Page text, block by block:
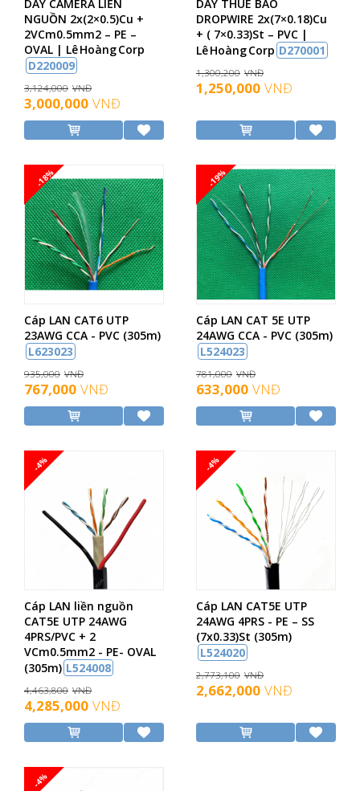
DÂY CAMERA LIỀN
NGUỒN 2x(2×0.5)Cu +
2VCm0.5mm2 – PE –
OVAL | Lê Hoàng Corp
D220009
3,124,000 VNĐ
3,000,000 VNĐ
DÂY THUÊ BAO
DROPWIRE 2x(7×0.18)Cu
+ ( 7×0.33)St – PVC |
Lê Hoàng Corp D270001
1,300,200 VNĐ
1,250,000 VNĐ
-18%
Cáp LAN CAT6 UTP
23AWG CCA - PVC (305m)
L623023
935,000 VNĐ
767,000 VNĐ
-19%
Cáp LAN CAT 5E UTP
24AWG CCA - PVC (305m)
L524023
781,000 VNĐ
633,000 VNĐ
-4%
Cáp LAN liền nguồn
CAT5E UTP 24AWG
4PRS/PVC + 2
VCm0.5mm2 - PE- OVAL
(305m) L524008
4,463,800 VNĐ
4,285,000 VNĐ
-4%
Cáp LAN CAT5E UTP
24AWG 4PRS - PE – SS
(7x0.33)St (305m)
L524020
2,773,100 VNĐ
2,662,000 VNĐ
-4%